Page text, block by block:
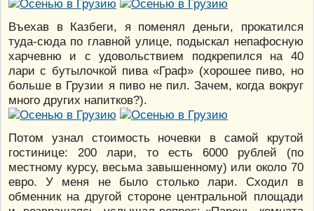
Въехав в Казбеги, я поменял деньги, прокатился
туда-сюда по главной улице, подыскал непафосную
харчевню и с удовольствием подкрепился на 40
лари с бутылочкой пива «Граф» (хорошее пиво, но
больше в Грузии я пиво не пил. Зачем, когда вокруг
много других напитков?).
Потом узнал стоимость ночевки в самой крутой
гостинице: 200 лари, то есть 6000 рублей (по
местному курсу, весьма завышенному) или около 70
евро. У меня не было столько лари. Сходил в
обменник на другой стороне центральной площади